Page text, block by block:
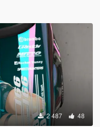
2 487 48